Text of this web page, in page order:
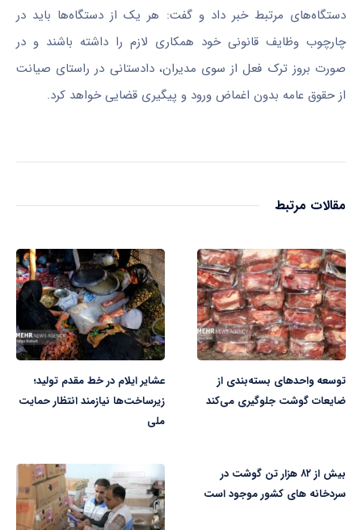
دستگاه‌های مرتبط خبر داد و گفت: هر یک از دستگاه‌ها باید در
چارچوب وظایف قانونی خود همکاری لازم را داشته باشند و در
صورت بروز ترک فعل از سوی مدیران، دادستانی در راستای صیانت
از حقوق عامه بدون اغماض ورود و پیگیری قضایی خواهد کرد.
مقالات مرتبط
توسعه واحدهای بسته‌بندی از
ضایعات گوشت جلوگیری می‌کند
عشایر ایلام در خط مقدم تولید؛
زیرساخت‌ها نیازمند انتظار حمایت
ملی
بیش از ۸۲ هزار تن گوشت در
سردخانه های کشور موجود است